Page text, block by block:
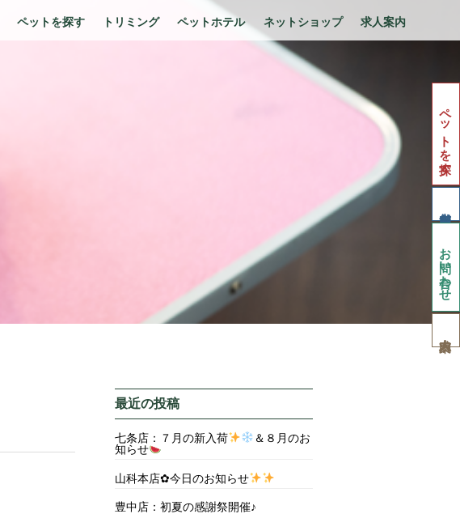
ペットを探す トリミング ペットホテル ネットショップ 求人案内
ペットを探す
お問い合わせ
最近の投稿
七条店：７月の新入荷
＆８月のお
知らせ
山科本店✿今日のお知らせ
豊中店：初夏の感謝祭開催♪